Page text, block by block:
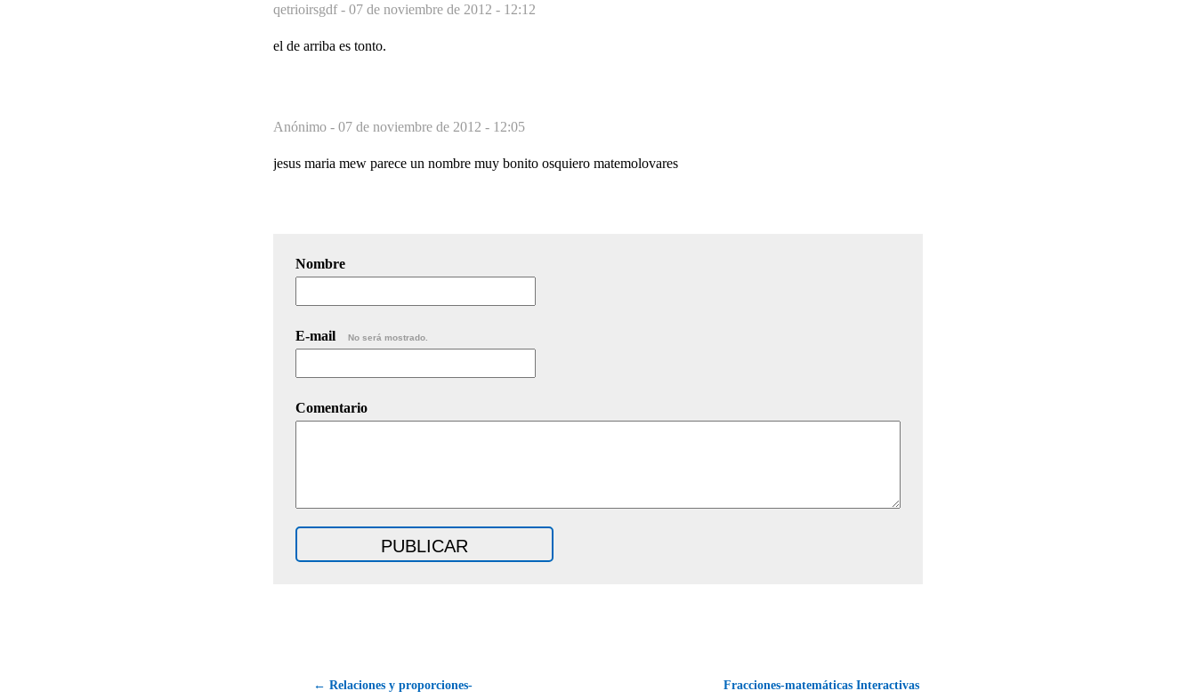
qetrioirsgdf - 07 de noviembre de 2012 - 12:12
el de arriba es tonto.
Anónimo - 07 de noviembre de 2012 - 12:05
jesus maria mew parece un nombre muy bonito osquiero matemolovares
Nombre
E-mail No será mostrado.
Comentario
← Relaciones y proporciones- Fracciones-matemáticas Interactivas